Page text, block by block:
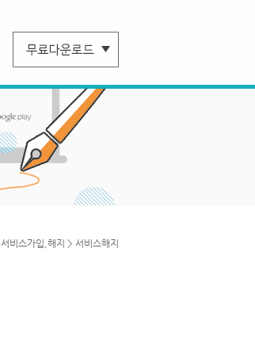
서비스가입,해지 > 서비스해지